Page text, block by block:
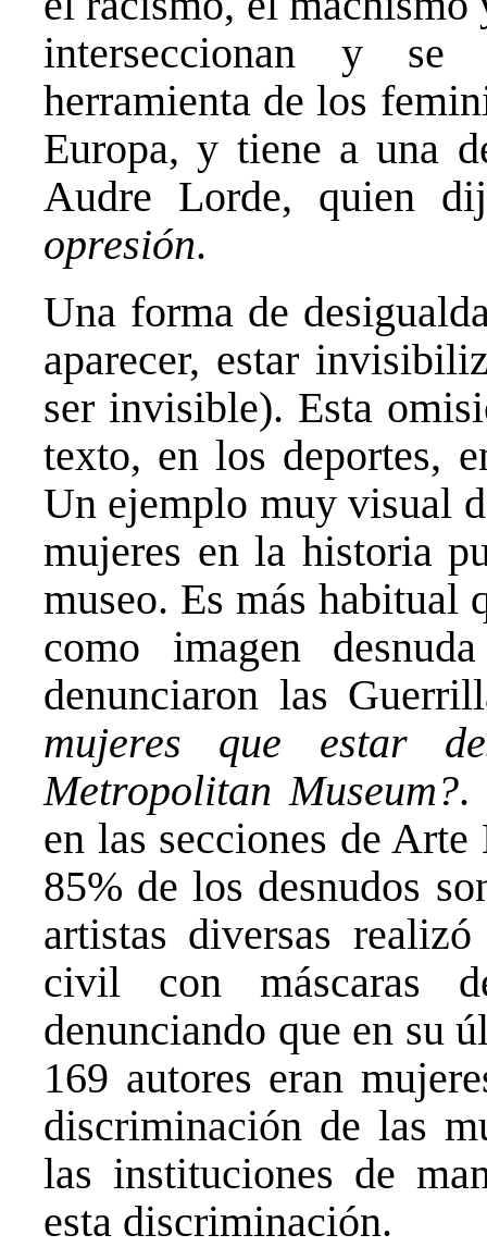
interseccionan y se
herramienta de los
Europa, y tiene a una
Audre Lorde, quien
opresión.
Una forma de
aparecer, estar
ser invisible). Esta
texto, en los deportes,
Un ejemplo muy visual
mujeres en la historia
museo. Es más habitual
como imagen
denunciaron las
mujeres que estar
Metropolitan Museum?.
en las secciones de
85% de los desnudos
artistas diversas
civil con máscaras
denunciando que en su
169 autores eran
discriminación de las
las instituciones de
esta discriminación.